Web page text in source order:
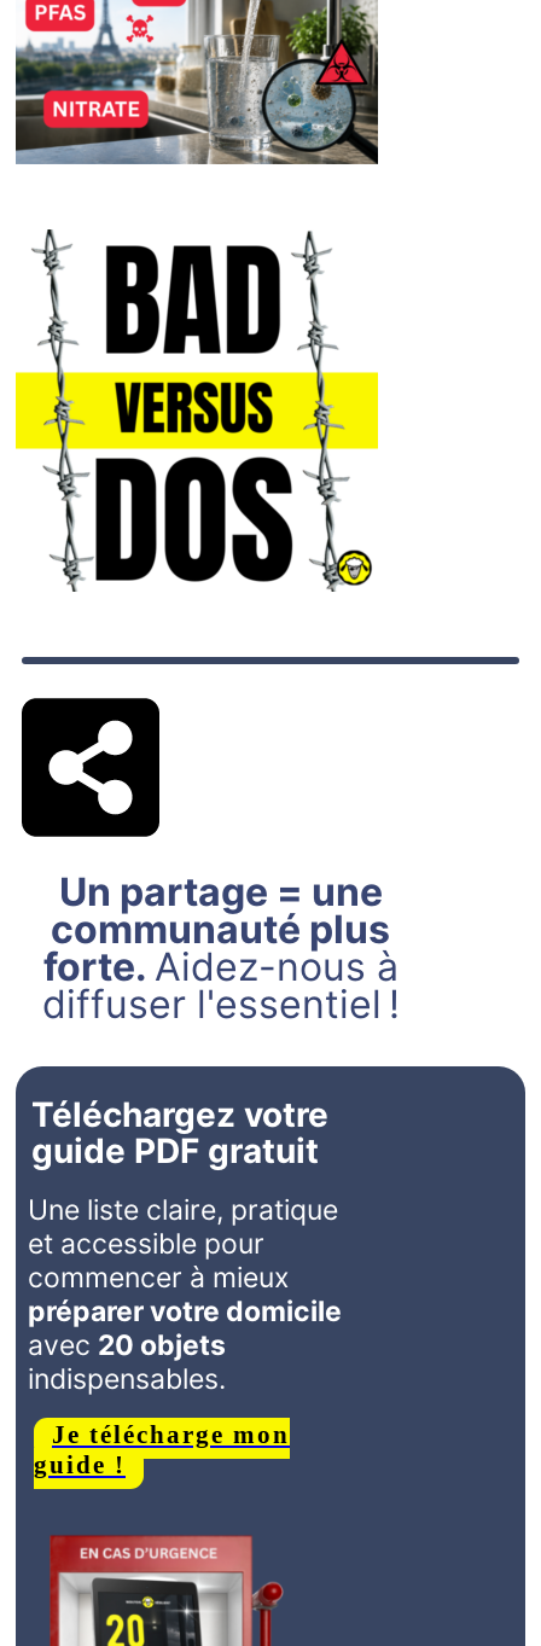
Un partage = une
communauté plus
forte. Aidez-nous à
diffuser l'essentiel !
Téléchargez votre
guide PDF gratuit
Une liste claire, pratique
et accessible pour
commencer à mieux
préparer votre domicile
avec 20 objets
indispensables.
Je télécharge mon
guide !